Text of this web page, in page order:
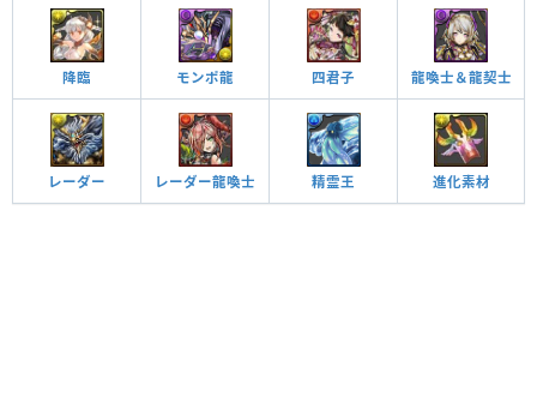
降臨 モンポ龍 四君子 龍喚士＆龍契士
レーダー レーダー龍喚士 精霊王 進化素材